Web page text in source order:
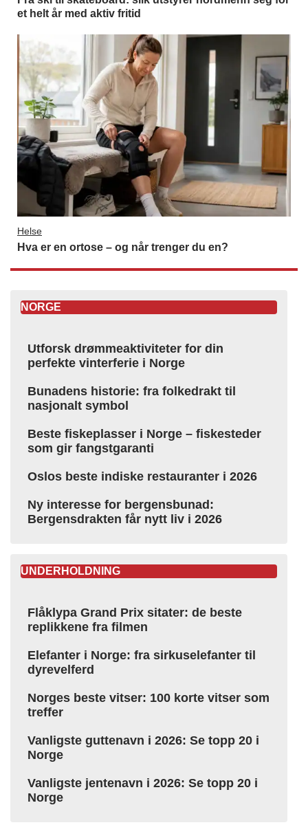
et helt år med aktiv fritid
Helse
Hva er en ortose – og når trenger du en?
NORGE
Utforsk drømmeaktiviteter for din
perfekte vinterferie i Norge
Bunadens historie: fra folkedrakt til
nasjonalt symbol
Beste fiskeplasser i Norge – fiskesteder
som gir fangstgaranti
Oslos beste indiske restauranter i 2026
Ny interesse for bergensbunad:
Bergensdrakten får nytt liv i 2026
UNDERHOLDNING
Flåklypa Grand Prix sitater: de beste
replikkene fra filmen
Elefanter i Norge: fra sirkuselefanter til
dyrevelferd
Norges beste vitser: 100 korte vitser som
treffer
Vanligste guttenavn i 2026: Se topp 20 i
Norge
Vanligste jentenavn i 2026: Se topp 20 i
Norge